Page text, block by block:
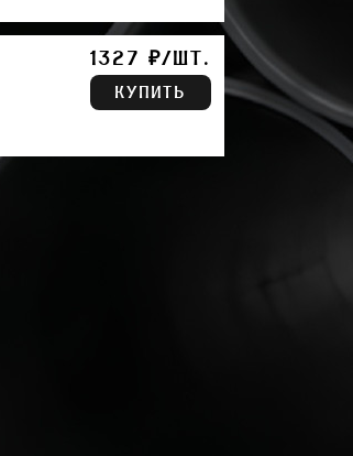
1327 ₽/ШТ.
КУПИТЬ